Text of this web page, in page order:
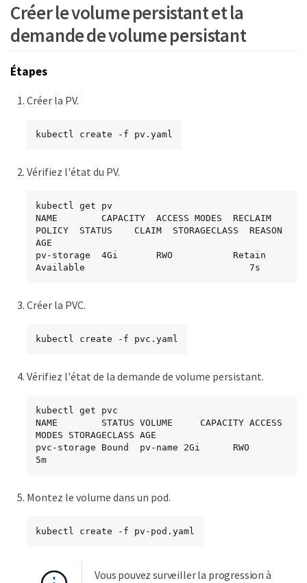
Créer le volume persistant et la
demande de volume persistant
Étapes
Créer la PV.
kubectl create -f pv.yaml
Vérifiez l'état du PV.
kubectl get pv
NAME        CAPACITY  ACCESS MODES  RECLAIM
POLICY  STATUS    CLAIM  STORAGECLASS  REASON
AGE
pv-storage  4Gi       RWO           Retain
Available                              7s
Créer la PVC.
kubectl create -f pvc.yaml
Vérifiez l'état de la demande de volume persistant.
kubectl get pvc
NAME        STATUS VOLUME     CAPACITY ACCESS
MODES STORAGECLASS AGE
pvc-storage Bound  pv-name 2Gi      RWO
5m
Montez le volume dans un pod.
kubectl create -f pv-pod.yaml
Vous pouvez surveiller la progression à